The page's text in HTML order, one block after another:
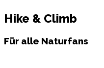
Hike & Climb
Für alle Naturfans